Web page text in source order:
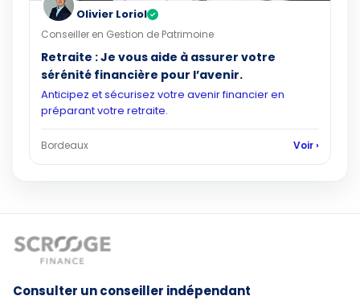
Olivier Loriol ✓
Conseiller en Gestion de Patrimoine
Retraite : Je vous aide à assurer votre
sérénité financière pour l’avenir.
Anticipez et sécurisez votre avenir financier en
préparant votre retraite.
Bordeaux Voir ›
Consulter un conseiller indépendant